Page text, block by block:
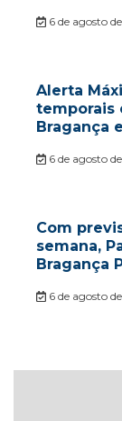
6 de agosto
Alerta
temporais
Bragança
6 de agosto
Com
semana,
Bragança
6 de agosto